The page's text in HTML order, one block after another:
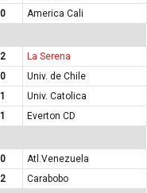
America Cali
La Serena
Univ. de Chile
Univ. Catolica
Everton CD
Atl.Venezuela
Carabobo